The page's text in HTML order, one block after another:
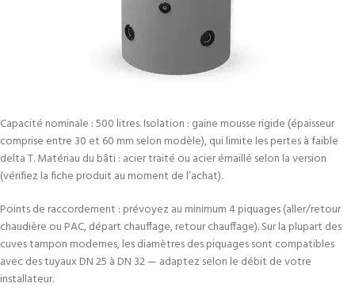
Capacité nominale : 500 litres. Isolation : gaine mousse rigide (épaisseur
comprise entre 30 et 60 mm selon modèle), qui limite les pertes à faible
delta T. Matériau du bâti : acier traité ou acier émaillé selon la version
(vérifiez la fiche produit au moment de l’achat).
Points de raccordement : prévoyez au minimum 4 piquages (aller/retour
chaudière ou PAC, départ chauffage, retour chauffage). Sur la plupart des
cuves tampon modernes, les diamètres des piquages sont compatibles
avec des tuyaux DN 25 à DN 32 — adaptez selon le débit de votre
installateur.